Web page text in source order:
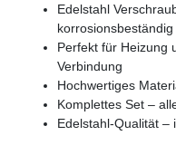
Edelstahl
korrosionsbeständig
Perfekt für Heizung
Verbindung
Hochwertiges
Komplettes Set –
Edelstahl-Qualität –